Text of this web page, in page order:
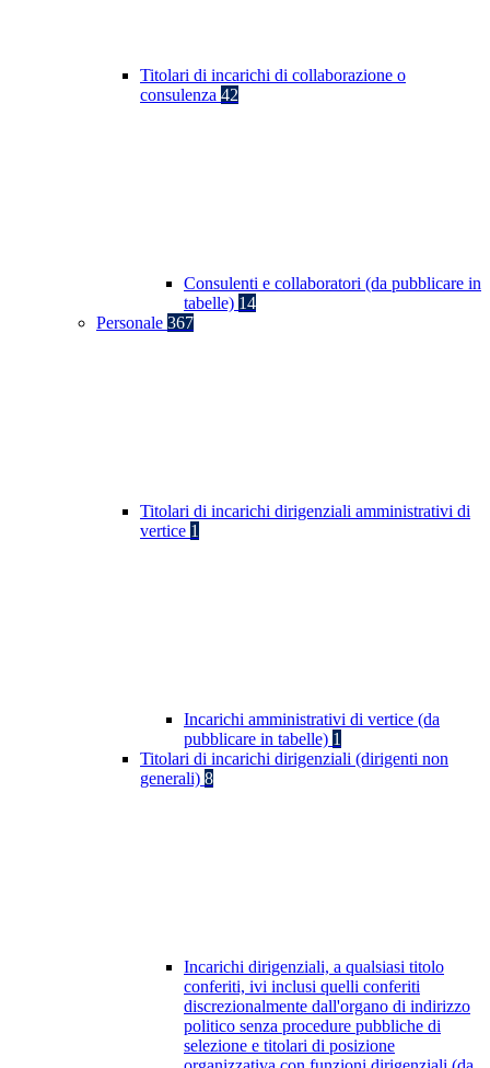
Titolari di incarichi di collaborazione o
consulenza 42
Consulenti e collaboratori (da pubblicare in
tabelle) 14
Personale 367
Titolari di incarichi dirigenziali amministrativi di
vertice 1
Incarichi amministrativi di vertice (da
pubblicare in tabelle) 1
Titolari di incarichi dirigenziali (dirigenti non
generali) 8
Incarichi dirigenziali, a qualsiasi titolo
conferiti, ivi inclusi quelli conferiti
discrezionalmente dall'organo di indirizzo
politico senza procedure pubbliche di
selezione e titolari di posizione